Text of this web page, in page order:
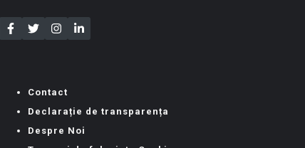
Contact
Declarație de transparența
Despre Noi